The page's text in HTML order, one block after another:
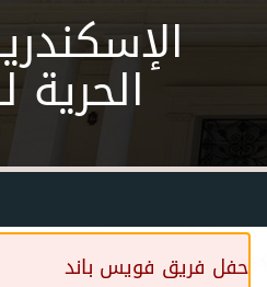
الحرية
حفل فريق فويس باند